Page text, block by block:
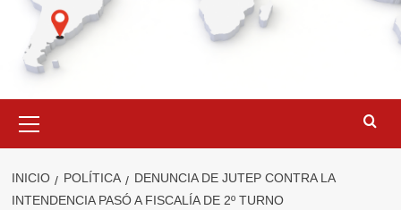
primario
INICIO POLÍTICA
DENUNCIA DE JUTEP CONTRA LA
INTENDENCIA PASÓ A FISCALÍA DE 2º TURNO